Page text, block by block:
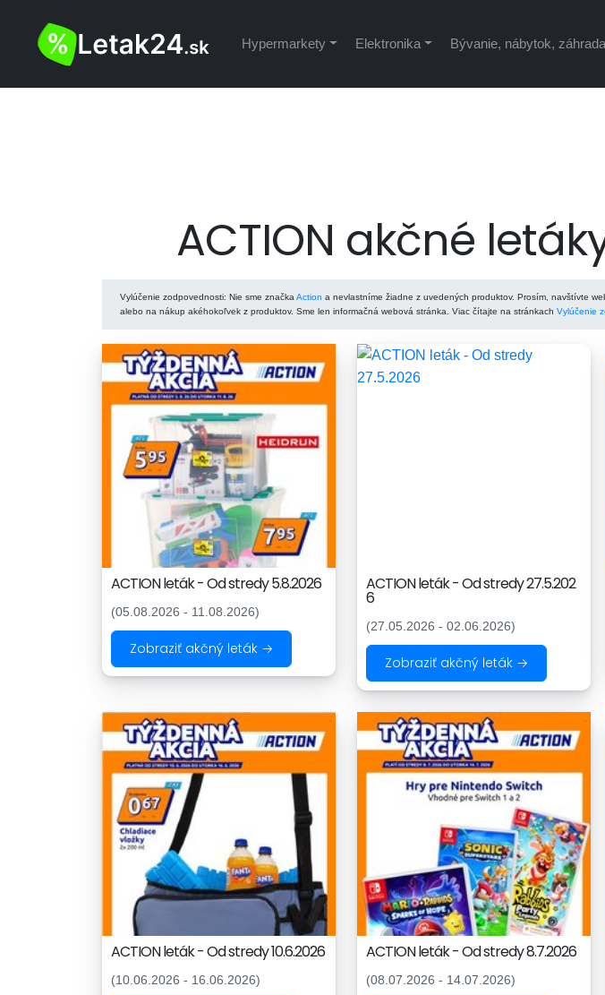
Hypermarkety Elektronika Bývanie, nábytok, záhrada
ACTION akčné
Vylúčenie zodpovednosti: Nie sme značka Action a nevlastníme žiadne z uvedených produktov. Prosím, navštívte
alebo na nákup akéhokoľvek z produktov. Sme len informačná webová stránka. Viac čítajte na stránkach Vylúčenie
ACTION leták - Od stredy 5.8.2026
(05.08.2026 - 11.08.2026)
Zobraziť akčný leták →
ACTION leták - Od stredy 27.5.202
6
(27.05.2026 - 02.06.2026)
Zobraziť akčný leták →
ACTION leták - Od stredy 10.6.2026
(10.06.2026 - 16.06.2026)
ACTION leták - Od stredy 8.7.2026
(08.07.2026 - 14.07.2026)